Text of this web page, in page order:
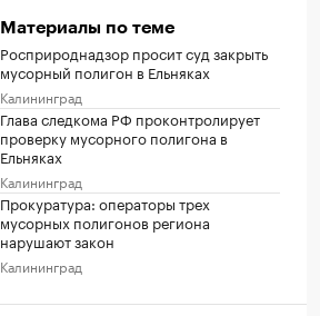
Материалы по теме
Росприроднадзор просит суд закрыть
мусорный полигон в Ельняках
Калининград
Глава следкома РФ проконтролирует
проверку мусорного полигона в
Ельняках
Калининград
Прокуратура: операторы трех
мусорных полигонов региона
нарушают закон
Калининград